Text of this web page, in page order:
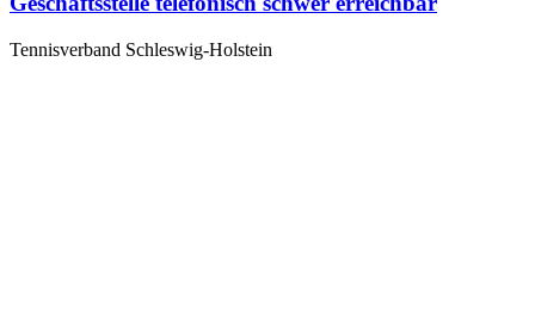
Tennisverband Schleswig-Holstein